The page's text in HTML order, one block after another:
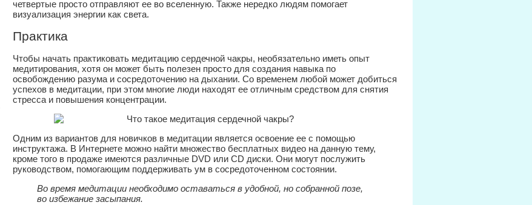
четвертые просто отправляют ее во вселенную. Также нередко людям помогает
визуализация энергии как света.
Практика
Чтобы начать практиковать медитацию сердечной чакры, необязательно иметь опыт
медитирования, хотя он может быть полезен просто для создания навыка по
освобождению разума и сосредоточению на дыхании. Со временем любой может добиться
успехов в медитации, при этом многие люди находят ее отличным средством для снятия
стресса и повышения концентрации.
Одним из вариантов для новичков в медитации является освоение ее с помощью
инструктажа. В Интернете можно найти множество бесплатных видео на данную тему,
кроме того в продаже имеются различные DVD или CD диски. Они могут послужить
руководством, помогающим поддерживать ум в сосредоточенном состоянии.
Во время медитации необходимо оставаться в удобной, но собранной позе,
во избежание засыпания.